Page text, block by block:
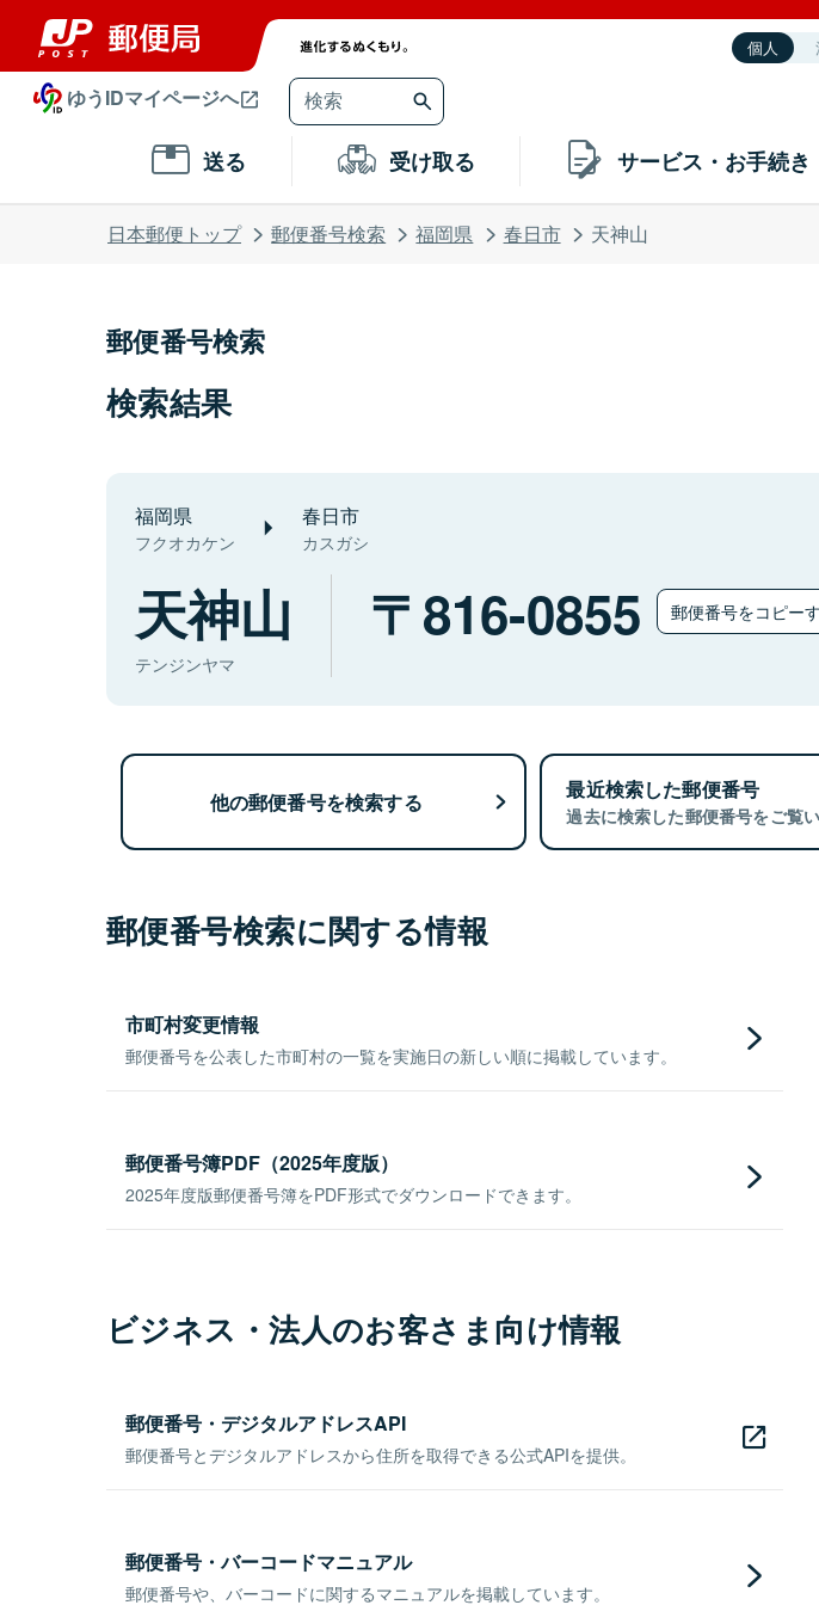
個人
ゆうIDマイページへ
送る 受け取る サービス・お手続き
日本郵便トップ 郵便番号検索 福岡県 春日市 天神山
郵便番号検索
検索結果
福岡県
フクオカケン
春日市
カスガシ
天神山
テンジンヤマ
816-0855 郵便番号をコピー
他の郵便番号を検索する 最近検索した郵便番号
過去に検索した郵便番号をご覧い
郵便番号検索に関する情報
市町村変更情報
郵便番号を公表した市町村の一覧を実施日の新しい順に掲載しています。
郵便番号簿PDF（2025年度版）
2025年度版郵便番号簿をPDF形式でダウンロードできます。
ビジネス・法人のお客さま向け情報
郵便番号・デジタルアドレスAPI
郵便番号とデジタルアドレスから住所を取得できる公式APIを提供。
郵便番号・バーコードマニュアル
郵便番号や、バーコードに関するマニュアルを掲載しています。